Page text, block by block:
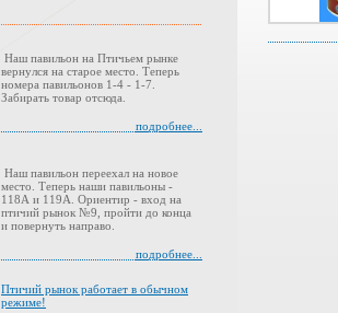
Наш павильон на Птичьем рынке
вернулся на старое место. Теперь
номера павильонов 1-4 - 1-7.
Забирать товар отсюда.
подробнее...
Наш павильон переехал на новое
место. Теперь наши павильоны -
118А и 119А. Ориентир - вход на
птичий рынок №9, пройти до конца
и повернуть направо.
подробнее...
Птичий рынок работает в обычном
режиме!